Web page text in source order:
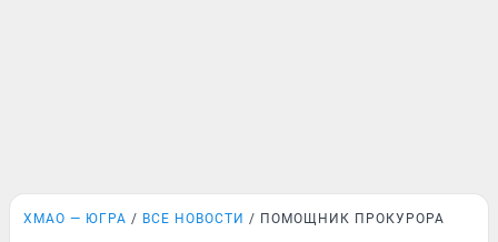
ХМАО — ЮГРА ВСЕ НОВОСТИ ПОМОЩНИК ПРОКУРОРА